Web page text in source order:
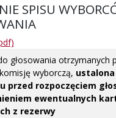
SPISU
głosowania otrzymanych
wyborczą,
przed rozpoczęciem
ewentualnych
z rezerwy